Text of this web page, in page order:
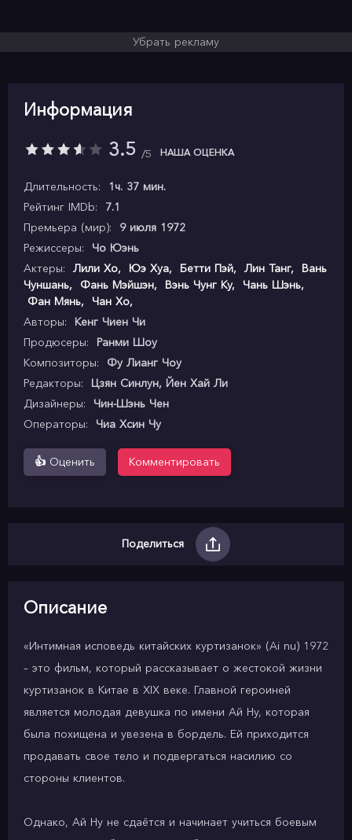
Убрать рекламу
Информация
3.5 5 НАША ОЦЕНКА
Длительность:
1ч. 37 мин.
Рейтинг IMDb:
7.1
Премьера (мир):
9 июля 1972
Режиссеры:
Чо Юэнь
Актеры:
Лили Хо, Юэ Хуа, Бетти Пэй, Лин Танг,
Вань
Чуншань, Фань Мэйшэн, Вэнь Чунг Ку, Чань Шэнь,
Фан Мянь, Чан Хо,
Авторы:
Кенг Чиен Чи
Продюсеры:
Ранми Шоу
Композиторы:
Фу Лианг Чоу
Редакторы:
Цзян Синлун, Йен Хай Ли
Дизайнеры:
Чин-Шэнь Чен
Операторы:
Чиа Хсин Чу
👍 Оценить Комментировать
Поделиться
Описание
«Интимная исповедь китайских куртизанок» (Ai nu) 1972
– это фильм, который рассказывает о жестокой жизни
куртизанок в Китае в XIX веке. Главной героиней
является молодая девушка по имени Ай Ну, которая
была похищена и увезена в бордель. Ей приходится
продавать свое тело и подвергаться насилию со
стороны клиентов.
Однако, Ай Ну не сдаётся и начинает учиться боевым